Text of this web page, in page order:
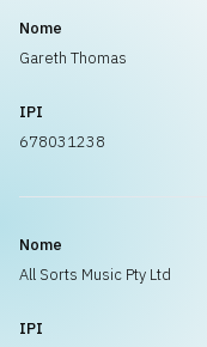
Nome
Gareth Thomas
IPI
678031238
Nome
All Sorts Music Pty Ltd
IPI